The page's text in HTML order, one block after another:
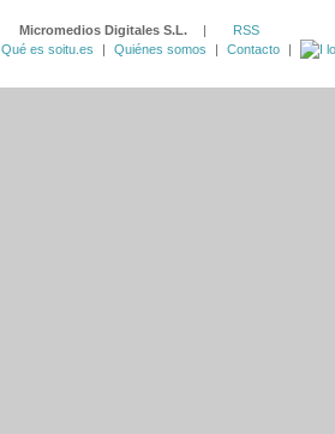
Micromedios Digitales S.L. |
RSS
Qué es soitu.es
| Quiénes somos | Contacto |